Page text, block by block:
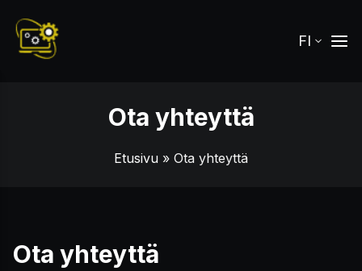
FI
Ota yhteyttä
Etusivu » Ota yhteyttä
Ota yhteyttä